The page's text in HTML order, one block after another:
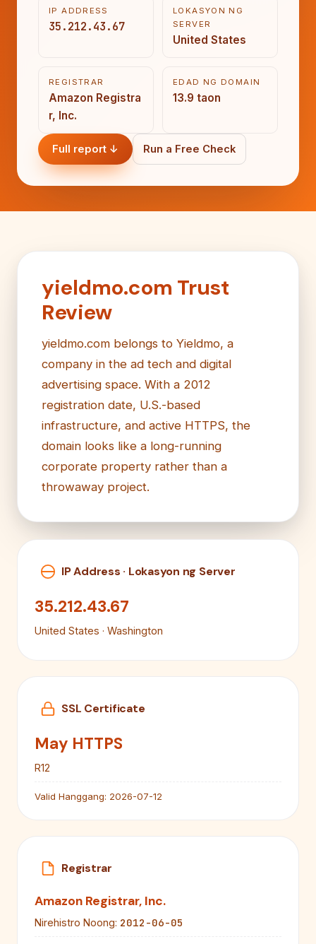
IP ADDRESS
35.212.43.67
LOKASYON NG
SERVER
United States
REGISTRAR
Amazon Registra
r, Inc.
EDAD NG DOMAIN
13.9 taon
Full report ↓ Run a Free Check
yieldmo.com Trust
Review
yieldmo.com belongs to Yieldmo, a
company in the ad tech and digital
advertising space. With a 2012
registration date, U.S.-based
infrastructure, and active HTTPS, the
domain looks like a long-running
corporate property rather than a
throwaway project.
IP Address · Lokasyon ng Server
35.212.43.67
United States · Washington
SSL Certificate
May HTTPS
R12
Valid Hanggang: 2026-07-12
Registrar
Amazon Registrar, Inc.
Nirehistro Noong: 2012-06-05